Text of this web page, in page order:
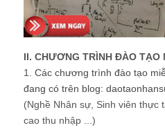
II. CHƯƠNG TRÌNH ĐÀO TẠO
1. Các chương trình đào tạo
đang có trên blog:
(Nghề Nhân sự, Sinh viên thực
cao thu nhập ...)